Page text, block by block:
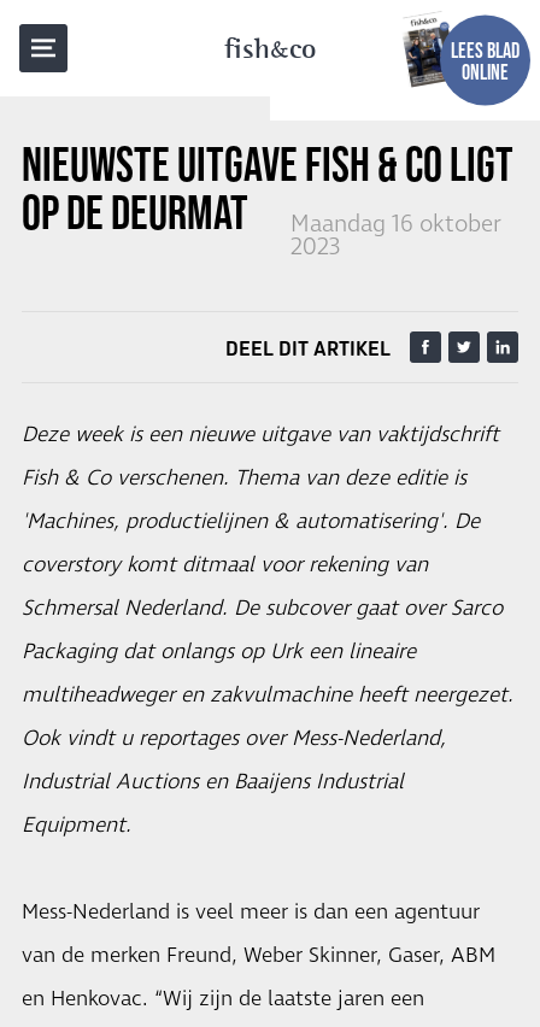
fishco
LEES BLAD
ONLINE
NIEUWSTE UITGAVE FISH & CO LIGT
OP DE DEURMAT
Maandag 16 oktober
2023
TERUG NAAR OVERZICHT
DEEL DIT ARTIKEL
Deze week is een nieuwe uitgave van vaktijdschrift
Fish & Co verschenen. Thema van deze editie is
'Machines, productielijnen & automatisering'. De
coverstory komt ditmaal voor rekening van
Schmersal Nederland. De subcover gaat over Sarco
Packaging dat onlangs op Urk een lineaire
multiheadweger en zakvulmachine heeft neergezet.
Ook vindt u reportages over Mess-Nederland,
Industrial Auctions en Baaijens Industrial
Equipment.
Mess-Nederland is veel meer is dan een agentuur
van de merken Freund, Weber Skinner, Gaser, ABM
en Henkovac. “Wij zijn de laatste jaren een